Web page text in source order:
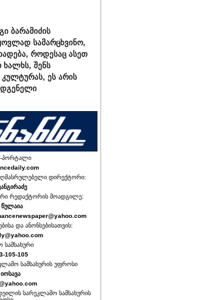
ბარამიძის
სამარცხვინო,
როდესაც ასეთ
ხალხს, შენს
კულტურას, ეს არის
პორტალი
აღმასრულებელი დირექტორი:
რედაქტორის მოადგილე:
წულაია
და ანონსებისათვის:
სამსახური
105-105
სამსახურის უფროსი
სარეკლამო სამსახურის